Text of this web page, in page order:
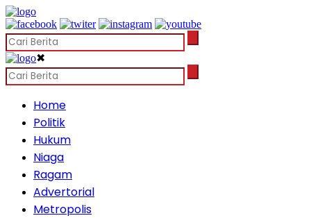
✖
Home
Politik
Hukum
Niaga
Ragam
Advertorial
Metropolis